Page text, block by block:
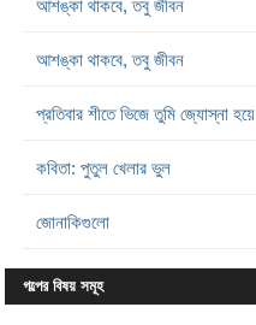
আশঙ্কা থাকবে, তবু জীবন
আশঙ্কা থাকবে, তবু জীবন
প্রতিবার শীতে ভিজে তুমি জ্যোস্না
কবিতা: পুতুল খেলার ভুল
জোনাকিগুলো
গল্পের বিষয় সমূহ